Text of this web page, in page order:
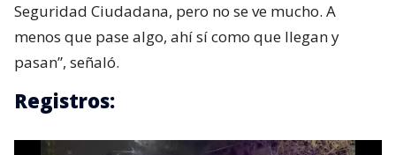
Seguridad Ciudadana, pero no se ve mucho. A
menos que pase algo, ahí sí como que llegan y
pasan”, señaló.
Registros: